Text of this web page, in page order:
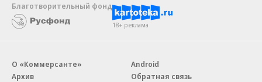
Благотворительный фонд
18+ реклама
О «Коммерсанте»
Архив
Android
Обратная связь